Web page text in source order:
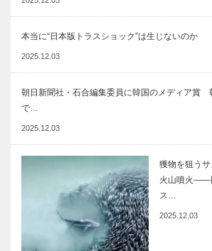
本当に“日本版トラスショック”は生じないのか
2025.12.03
朝日新聞社・石合編集委員に韓国のメディア賞
で…
2025.12.03
獲物を狙う
火山噴火――
ス…
2025.12.03